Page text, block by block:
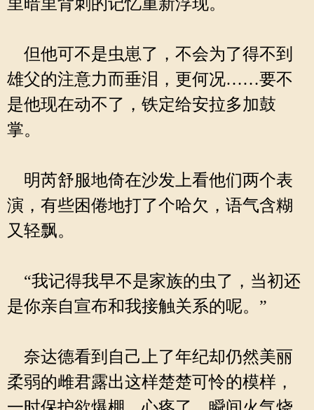
但他可不是虫崽了，不会为了得不到
雄父的注意力而垂泪，更何况……要不
是他现在动不了，铁定给安拉多加鼓
掌。
明芮舒服地倚在沙发上看他们两个表
演，有些困倦地打了个哈欠，语气含糊
又轻飘。
“我记得我早不是家族的虫了，当初还
是你亲自宣布和我接触关系的呢。”
奈达德看到自己上了年纪却仍然美丽
柔弱的雌君露出这样楚楚可怜的模样，